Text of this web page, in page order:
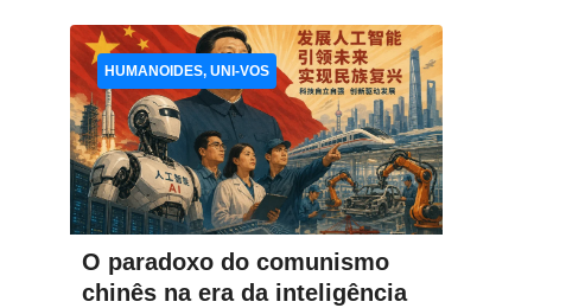
O paradoxo do comunismo
chinês na era da inteligência
HUMANOIDES, UNI-VOS